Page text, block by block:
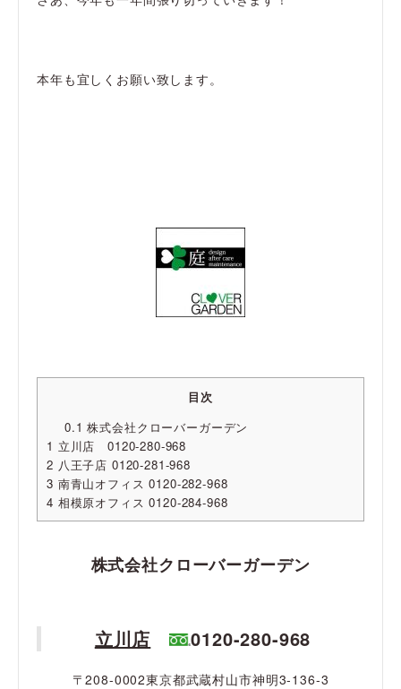
本年も宜しくお願い致します。
目次
0.1 株式会社クローバーガーデン
1 立川店 0120-280-968
2 八王子店 0120-281-968
3 南青山オフィス 0120-282-968
4 相模原オフィス 0120-284-968
株式会社クローバーガーデン
立川店 0120-280-968
〒208-0002東京都武蔵村山市神明3-136-3